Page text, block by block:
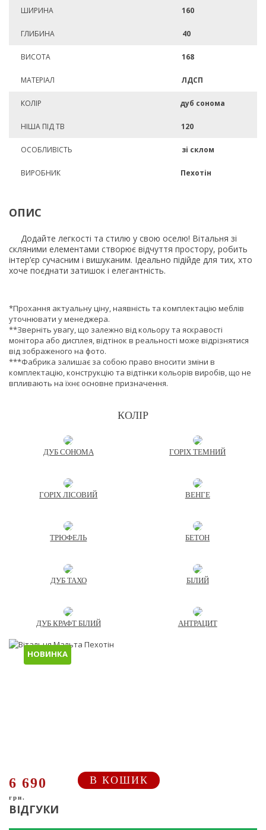
ШИРИНА 160
ГЛИБИНА 40
ВИСОТА 168
МАТЕРІАЛ ЛДСП
КОЛІР дуб сонома
НІША ПІД ТВ 120
ОСОБЛИВІСТЬ зі склом
ВИРОБНИК Пехотін
ОПИС
Додайте легкості та стилю у свою оселю! Вітальня зі
скляними елементами створює відчуття простору, робить
інтер’єр сучасним і вишуканим. Ідеально підійде для тих, хто
хоче поєднати затишок і елегантність.
*Прохання актуальну ціну, наявність та комплектацію меблів
уточнювати у менеджера.
**Зверніть увагу, що залежно від кольору та яскравості
монітора або дисплея, відтінок в реальності може відрізнятися
від зображеного на фото.
***Фабрика залишає за собою право вносити зміни в
комплектацію, конструкцію та відтінки кольорів виробів, що не
впливають на їхнє основне призначення.
КОЛІР
ДУБ СОНОМА ГОРІХ ТЕМНИЙ
ГОРІХ ЛІСОВИЙ ВЕНГЕ
ТРЮФЕЛЬ БЕТОН
ДУБ ТАХО БІЛИЙ
ДУБ КРАФТ БІЛИЙ АНТРАЦИТ
НОВИНКА
6 690
грн.
В КОШИК
ВІДГУКИ